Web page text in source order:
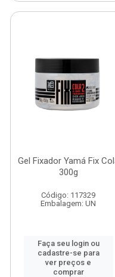
Gel Fixador Yamá Fix
300g
Código: 117329
Embalagem: UN
Faça seu login ou
cadastre-se para
ver preços e
comprar